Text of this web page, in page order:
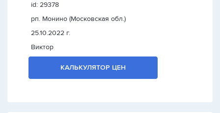
id: 29378
рп. Монино (Московская обл.)
25.10.2022 г.
Виктор
КАЛЬКУЛЯТОР ЦЕН